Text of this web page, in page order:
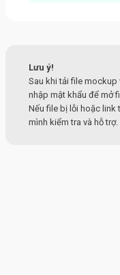
Lưu ý!
Sau khi tải file mockup
nhập mật khẩu để mở
Nếu file bị lỗi hoặc
mình kiểm tra và hỗ trợ.